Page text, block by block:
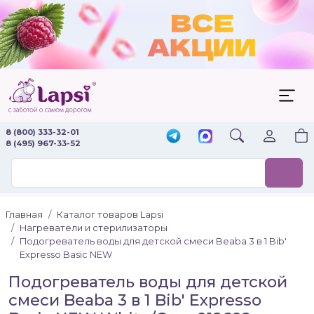
8 (800) 333-32-01
8 (495) 967-33-52
Главная
Каталог товаров Lapsi
Нагреватели и стерилизаторы
Подогреватель воды для детской смеси Beaba 3 в 1 Bib'
Expresso Basic NEW
Подогреватель воды для детской
смеси Beaba 3 в 1 Bib' Expresso